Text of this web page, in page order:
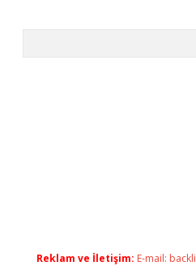
Reklam ve İletişim: E-mail: